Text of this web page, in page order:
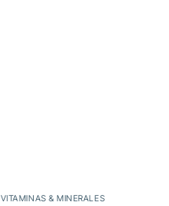
VITAMINAS & MINERALES